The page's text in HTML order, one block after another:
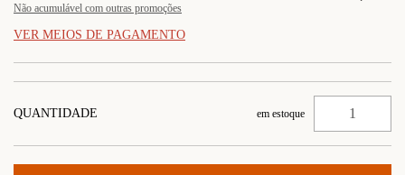
Não acumulável com outras promoções
VER MEIOS DE PAGAMENTO
QUANTIDADE em estoque